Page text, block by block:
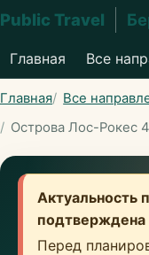
Public Travel
Главная Все
Главная Все
Острова Лос-Рокес
Актуальность
подтверждена
Перед